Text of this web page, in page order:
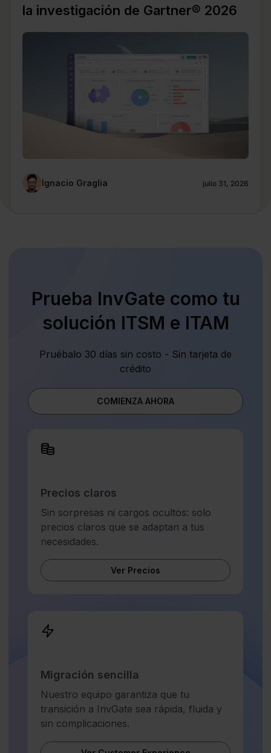
la investigación de Gartner® 2026
Ignacio Graglia julio 31, 2026
Prueba InvGate como tu
solución ITSM e ITAM
Pruébalo 30 días sin costo - Sin tarjeta de
crédito
COMIENZA AHORA
Precios claros
Sin sorpresas ni cargos ocultos: solo
precios claros que se adaptan a tus
necesidades.
Ver Precios
Migración sencilla
Nuestro equipo garantiza que tu
transición a InvGate sea rápida, fluida y
sin complicaciones.